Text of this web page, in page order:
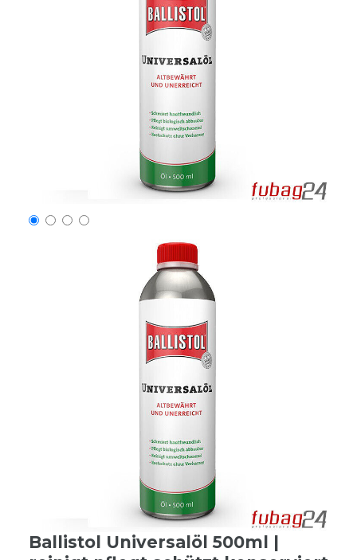
Ballistol Universalöl 500ml |